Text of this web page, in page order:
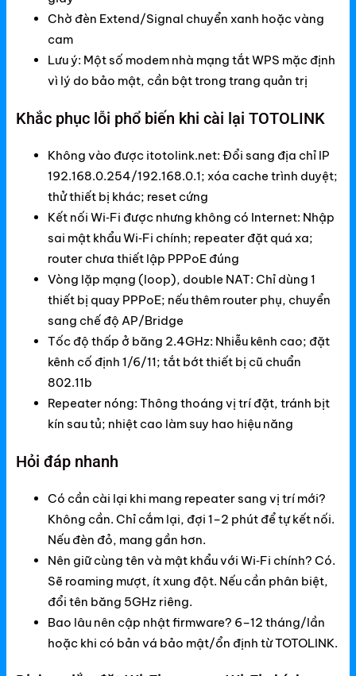
Chờ đèn Extend/Signal chuyển xanh hoặc vàng
cam
Lưu ý: Một số modem nhà mạng tắt WPS mặc định
vì lý do bảo mật, cần bật trong trang quản trị
Khắc phục lỗi phổ biến khi cài lại TOTOLINK
Không vào được itotolink.net: Đổi sang địa chỉ IP
192.168.0.254/192.168.0.1; xóa cache trình duyệt;
thử thiết bị khác; reset cứng
Kết nối Wi‑Fi được nhưng không có Internet: Nhập
sai mật khẩu Wi‑Fi chính; repeater đặt quá xa;
router chưa thiết lập PPPoE đúng
Vòng lặp mạng (loop), double NAT: Chỉ dùng 1
thiết bị quay PPPoE; nếu thêm router phụ, chuyển
sang chế độ AP/Bridge
Tốc độ thấp ở băng 2.4GHz: Nhiễu kênh cao; đặt
kênh cố định 1/6/11; tắt bớt thiết bị cũ chuẩn
802.11b
Repeater nóng: Thông thoáng vị trí đặt, tránh bịt
kín sau tủ; nhiệt cao làm suy hao hiệu năng
Hỏi đáp nhanh
Có cần cài lại khi mang repeater sang vị trí mới?
Không cần. Chỉ cắm lại, đợi 1–2 phút để tự kết nối.
Nếu đèn đỏ, mang gần hơn.
Nên giữ cùng tên và mật khẩu với Wi‑Fi chính? Có.
Sẽ roaming mượt, ít xung đột. Nếu cần phân biệt,
đổi tên băng 5GHz riêng.
Bao lâu nên cập nhật firmware? 6–12 tháng/lần
hoặc khi có bản vá bảo mật/ổn định từ TOTOLINK.